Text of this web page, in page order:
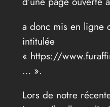
a donc mis en ligne
intitulée
« https://
… ».
Lors de notre